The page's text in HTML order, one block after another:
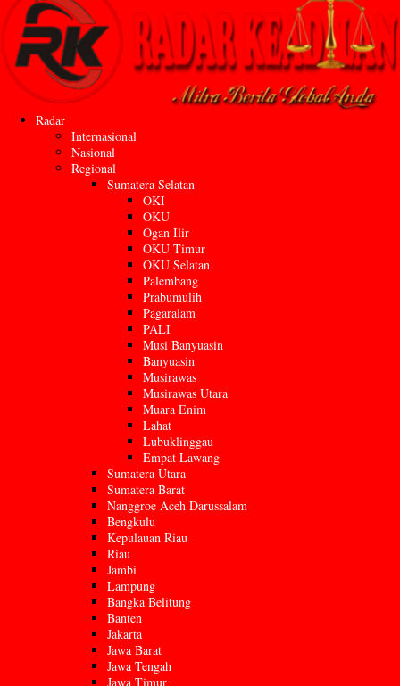
Radar
Internasional
Nasional
Regional
Sumatera Selatan
OKI
OKU
Ogan Ilir
OKU Timur
OKU Selatan
Palembang
Prabumulih
Pagaralam
PALI
Musi Banyuasin
Banyuasin
Musirawas
Musirawas Utara
Muara Enim
Lahat
Lubuklinggau
Empat Lawang
Sumatera Utara
Sumatera Barat
Nanggroe Aceh Darussalam
Bengkulu
Kepulauan Riau
Riau
Jambi
Lampung
Bangka Belitung
Banten
Jakarta
Jawa Barat
Jawa Tengah
Jawa Timur